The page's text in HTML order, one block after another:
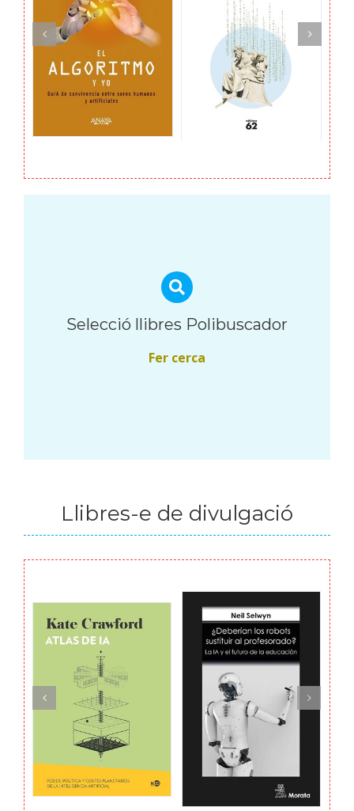
Selecció llibres Polibuscador
Fer cerca
Llibres-e de divulgació